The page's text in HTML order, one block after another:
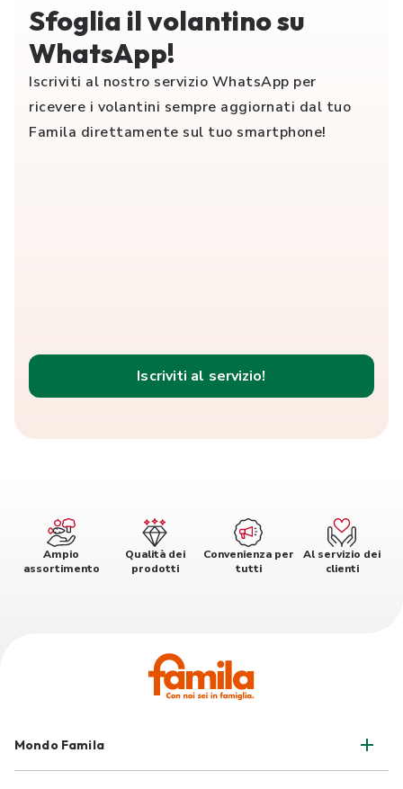
Sfoglia il volantino su
WhatsApp!
Iscriviti al nostro servizio WhatsApp per
ricevere i volantini sempre aggiornati dal tuo
Famila direttamente sul tuo smartphone!
Iscriviti al servizio!
Ampio
assortimento
Qualità dei
prodotti
Convenienza per
tutti
Al servizio dei
clienti
Mondo Famila